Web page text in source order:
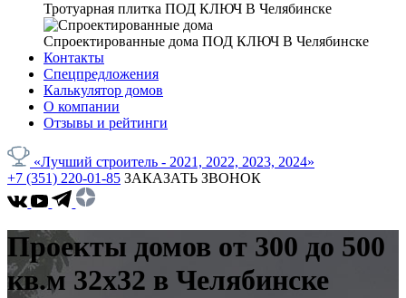
Тротуарная плитка ПОД КЛЮЧ В Челябинске
Спроектированные дома ПОД КЛЮЧ В Челябинске
Контакты
Спецпредложения
Калькулятор домов
О компании
Отзывы и рейтинги
«Лучший строитель - 2021, 2022, 2023, 2024»
+7 (351) 220-01-85 ЗАКАЗАТЬ ЗВОНОК
Проекты домов от 300 до 500
кв.м 32x32 в Челябинске